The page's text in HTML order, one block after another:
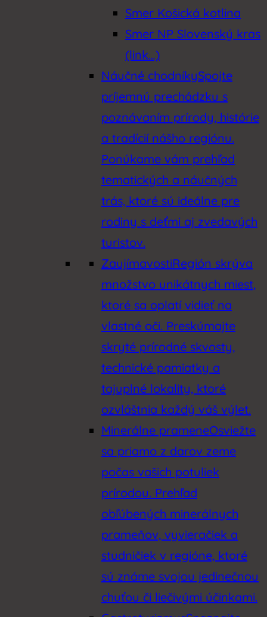
Smer Košická kotlina
Smer NP Slovenský kras
(link…)
Náučné chodníkySpojte
príjemnú prechádzku s
poznávaním prírody, histórie
a tradícií nášho regiónu.
Ponúkame vám prehľad
tematických a náučných
trás, ktoré sú ideálne pre
rodiny s deťmi aj zvedavých
turistov.
ZaujímavostiRegión skrýva
množstvo unikátnych miest,
ktoré sa oplatí vidieť na
vlastné oči. Preskúmajte
skryté prírodné skvosty,
technické pamiatky a
tajuplné lokality, ktoré
ozvláštnia každý váš výlet.
Minerálne prameneOsviežte
sa priamo z darov zeme
počas vašich potuliek
prírodou. Prehľad
obľúbených minerálnych
prameňov, vyvieračiek a
studničiek v regióne, ktoré
sú známe svojou jedinečnou
chuťou či liečivými účinkami.